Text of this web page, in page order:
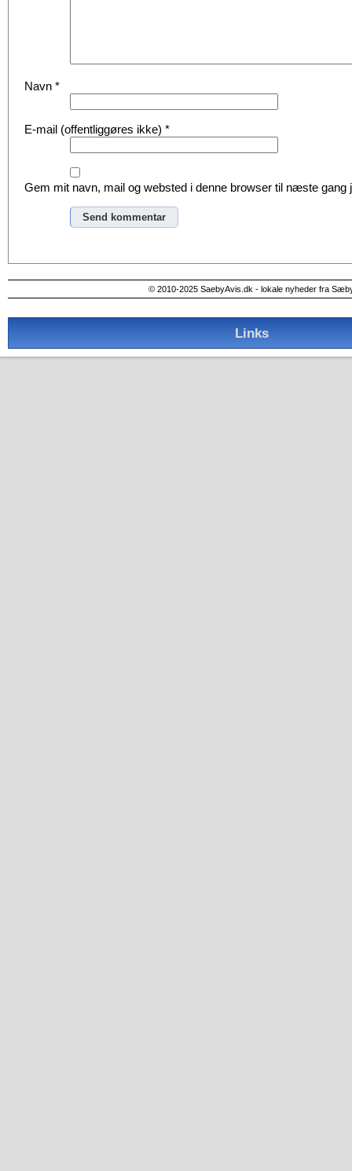
Navn *
E-mail (offentliggøres ikke) *
Gem mit navn, mail og websted i denne browser til næste gang
© 2010-2025 SaebyAvis.dk - lokale nyheder fra
Links